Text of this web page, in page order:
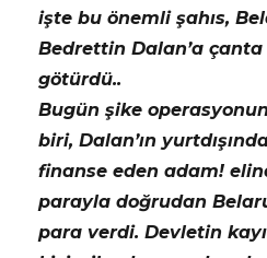
işte bu önemli şahıs,
Bedrettin Dalan’a
götürdü..
Bugün şike
biri, Dalan’ın
finanse eden adam!
parayla doğrudan
para verdi. Devletin